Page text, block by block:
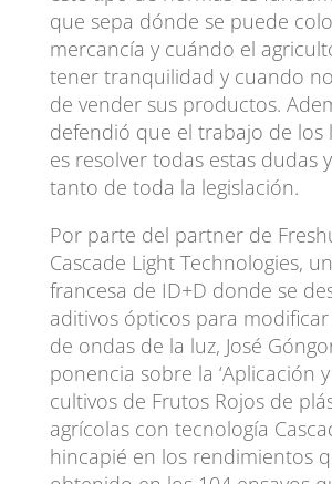
que sepa dónde se puede
mercancía y cuándo el
tener tranquilidad y cuando
de vender sus productos.
defendió que el trabajo de los
es resolver todas estas dudas
tanto de toda la legislación.
Por parte del partner de
Cascade Light Technologies,
francesa de ID+D donde se
aditivos ópticos para
de ondas de la luz, José
ponencia sobre la ‘Aplicación
cultivos de Frutos Rojos de
agrícolas con tecnología
hincapié en los rendimientos